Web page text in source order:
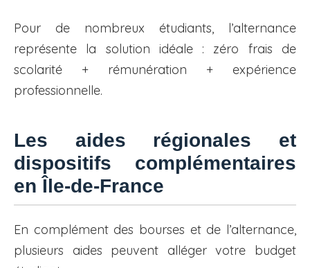
Pour de nombreux étudiants, l’alternance
représente la solution idéale : zéro frais de
scolarité + rémunération + expérience
professionnelle.
Les aides régionales et
dispositifs complémentaires
en Île-de-France
En complément des bourses et de l’alternance,
plusieurs aides peuvent alléger votre budget